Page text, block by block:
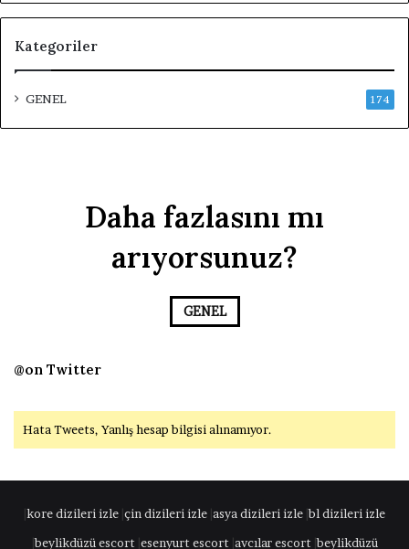
Kategoriler
GENEL 174
Daha fazlasını mı
arıyorsunuz?
GENEL
@on Twitter
Hata Tweets, Yanlış hesap bilgisi alınamıyor.
kore dizileri izle çin dizileri izle asya dizileri izle |bl dizileri izle
|beylikdüzü escort esenyurt escort avcılar escort |beylikdüzü